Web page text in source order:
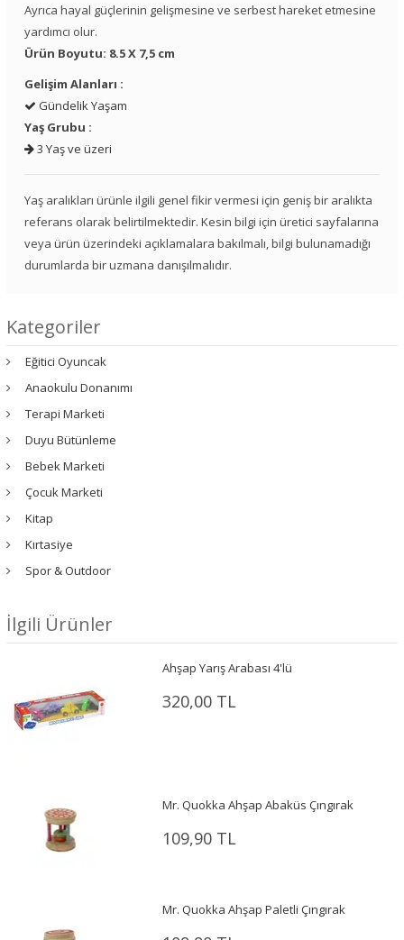
Ayrıca hayal güçlerinin gelişmesine ve serbest hareket etmesine
yardımcı olur.
Ürün Boyutu: 8.5 X 7,5 cm
Gelişim Alanları :
Gündelik Yaşam
Yaş Grubu :
3 Yaş ve üzeri
Yaş aralıkları ürünle ilgili genel fikir vermesi için geniş bir aralıkta
referans olarak belirtilmektedir. Kesin bilgi için üretici sayfalarına
veya ürün üzerindeki açıklamalara bakılmalı, bilgi bulunamadığı
durumlarda bir uzmana danışılmalıdır.
Kategoriler
Eğitici Oyuncak
Anaokulu Donanımı
Terapi Marketi
Duyu Bütünleme
Bebek Marketi
Çocuk Marketi
Kitap
Kırtasiye
Spor & Outdoor
İlgili Ürünler
Ahşap Yarış Arabası 4'lü
320,00 TL
Mr. Quokka Ahşap Abaküs Çıngırak
109,90 TL
Mr. Quokka Ahşap Paletli Çıngırak